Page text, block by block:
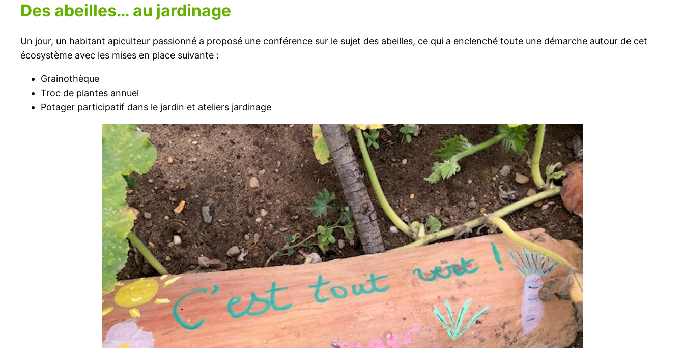
Des abeilles… au jardinage
Un jour, un habitant apiculteur passionné a proposé une conférence sur le sujet des abeilles, ce qui a enclenché toute une démarche autour de cet
écosystème avec les mises en place suivante :
Grainothèque
Troc de plantes annuel
Potager participatif dans le jardin et ateliers jardinage